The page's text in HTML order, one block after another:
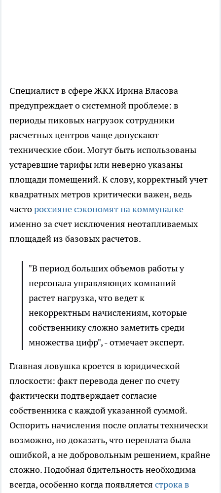
Специалист в сфере ЖКХ Ирина Власова
предупреждает о системной проблеме: в
периоды пиковых нагрузок сотрудники
расчетных центров чаще допускают
технические сбои. Могут быть использованы
устаревшие тарифы или неверно указаны
площади помещений. К слову, корректный учет
квадратных метров критически важен, ведь
частороссияне сэкономят на коммуналке
именно за счет исключения неотапливаемых
площадей из базовых расчетов.
"В период больших объемов работы у
персонала управляющих компаний
растет нагрузка, что ведет к
некорректным начислениям, которые
собственнику сложно заметить среди
множества цифр", - отмечает эксперт.
Главная ловушка кроется в юридической
плоскости: факт перевода денег по счету
фактически подтверждает согласие
собственника с каждой указанной суммой.
Оспорить начисления после оплаты технически
возможно, но доказать, что переплата была
ошибкой, а не добровольным решением, крайне
сложно. Подобная бдительность необходима
всегда, особенно когда появляется строка в